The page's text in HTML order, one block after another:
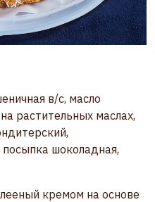
в/с, масло
растительных маслах,
шоколадная,
кремом на основе